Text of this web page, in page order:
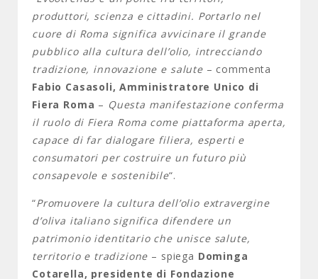
produttori, scienza e cittadini. Portarlo nel
cuore di Roma significa avvicinare il grande
pubblico alla cultura dell’olio, intrecciando
tradizione, innovazione e salute– commenta
Fabio Casasoli, Amministratore Unico di
Fiera Roma – Questa manifestazione conferma
il ruolo di Fiera Roma come piattaforma aperta,
capace di far dialogare filiera, esperti e
consumatori per costruire un futuro più
consapevole e sostenibile“.
“Promuovere la cultura dell’olio extravergine
d’oliva italiano significa difendere un
patrimonio identitario che unisce salute,
territorio e tradizione – spiega Dominga
Cotarella, presidente di Fondazione